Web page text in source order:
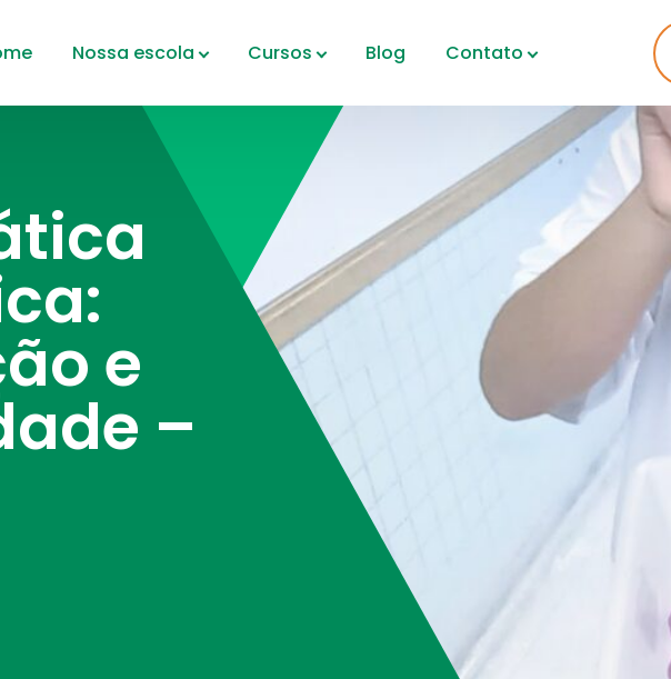
Nossa escola Cursos Blog Contato
e
–